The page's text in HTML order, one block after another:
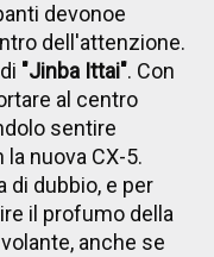
devonoe
dell'attenzione.
"Jinba Ittai". Con
al centro
sentire
nuova CX-5.
di dubbio, e per
il profumo della
anche se